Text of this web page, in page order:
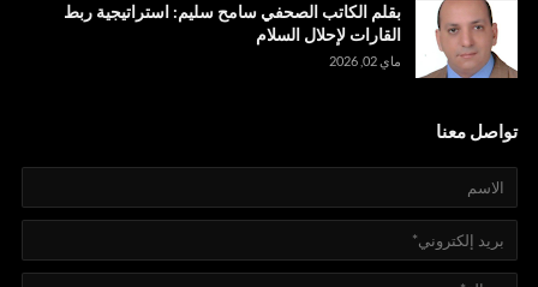
بقلم الكاتب الصحفي سامح سليم: استراتيجية ربط
القارات لإحلال السلام
ماي 02, 2026
تواصل معنا